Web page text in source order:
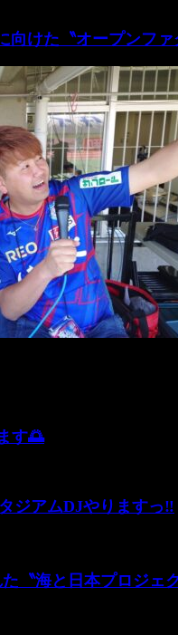
向けた〝オープンフ
す🌅
ジアムDJやりますっ‼️
〝海と日本プロジェ